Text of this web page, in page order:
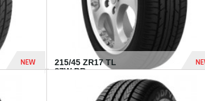
NEW
215/45 ZR17 TL
87W BR...